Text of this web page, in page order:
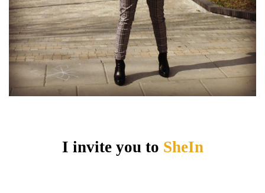
I invite you to SheIn